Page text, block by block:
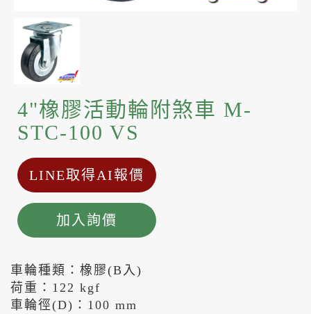
4"橡膠活動輪附煞車 M-
STC-100 VS
LINE取得AI報價
加入詢價
車輪種類：橡膠(B入)
荷重：122 kgf
車輪徑(D)：100 mm